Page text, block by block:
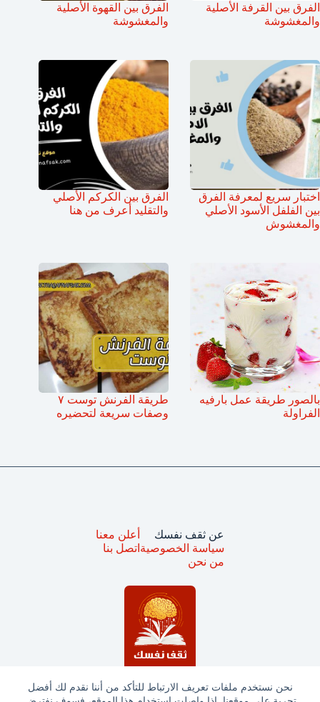
نحن نستخدم ملفات تعريف الارتباط للتأكد من أننا نقدم لك أفضل
الفرق بين القرفة الأصلية
والمغشوشة
الفرق بين القهوة الأصلية
والمغشوشة
اختبار سريع لمعرفة الفرق
بين الفلفل الأسود الأصلي
والمغشوش
الفرق بين الكركم الأصلي
والتقليد أعرف من هنا
بالصور طريقة عمل بارفيه
الفراولة
طريقة الفرنش توست ٧
وصفات سريعة لتحضيره
عن ثقف نفسك
سياسة الخصوصية
من نحن
أعلن معنا
اتصل بنا